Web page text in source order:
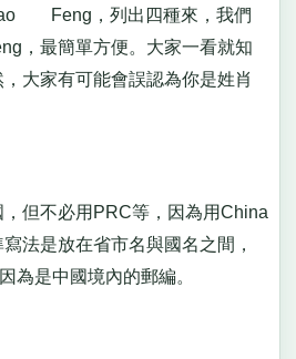
Feng，列出四種來，我們
，最簡單方便。大家一看就知
大家有可能會誤認為你是姓肖
但不必用PRC等，因為用China
法是放在省市名與國名之間，
為是中國境內的郵編。